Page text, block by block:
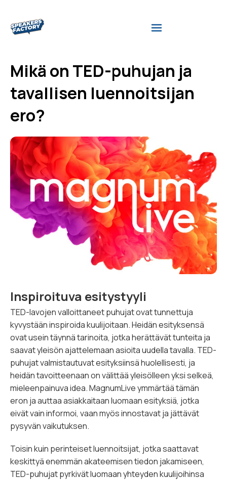
Mikä on TED-puhujan ja
tavallisen luennoitsijan
ero?
Inspiroituva esitystyyli
TED-lavojen valloittaneet puhujat ovat tunnettuja
kyvystään inspiroida kuulijoitaan. Heidän esityksensä
ovat usein täynnä tarinoita, jotka herättävät tunteita ja
saavat yleisön ajattelemaan asioita uudella tavalla. TED-
puhujat valmistautuvat esityksiinsä huolellisesti, ja
heidän tavoitteenaan on välittää yleisölleen yksi selkeä,
mieleenpainuva idea. MagnumLive ymmärtää tämän
eron ja auttaa asiakkaitaan luomaan esityksiä, jotka
eivät vain informoi, vaan myös innostavat ja jättävät
pysyvän vaikutuksen.
Toisin kuin perinteiset luennoitsijat, jotka saattavat
keskittyä enemmän akateemisen tiedon jakamiseen,
TED-puhujat pyrkivät luomaan yhteyden kuulijoihinsa